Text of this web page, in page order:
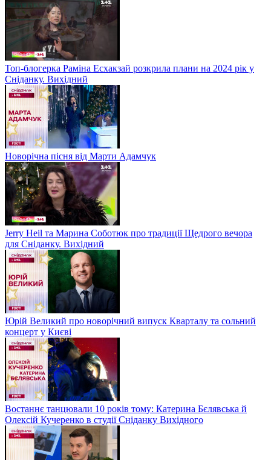
Топ-блогерка Раміна Есхакзай розкрила плани на 2024 рік у
Сніданку. Вихідний
Новорічна пісня від Марти Адамчук
Jerry Heil та Марина Соботюк про традиції Щедрого вечора
для Сніданку. Вихідний
Юрій Великий про новорічний випуск Кварталу та сольний
концерт у Києві
Востаннє танцювали 10 років тому: Катерина Бєлявська й
Олексій Кучеренко в студії Сніданку Вихідного